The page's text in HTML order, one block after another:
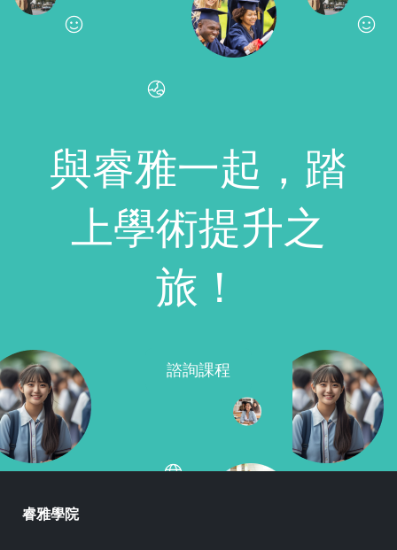
與睿雅一起，踏
上學術提升之
旅！
諮詢課程
睿雅學院